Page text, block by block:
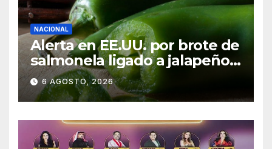
NACIONAL
Alerta en EE.UU. por brote de
salmonela ligado a jalapeños
mexicanos; reportan 345
casos
6 AGOSTO, 2026